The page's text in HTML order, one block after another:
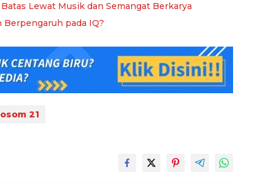
Lewat Musik dan Semangat Berkarya
pada IQ?
21